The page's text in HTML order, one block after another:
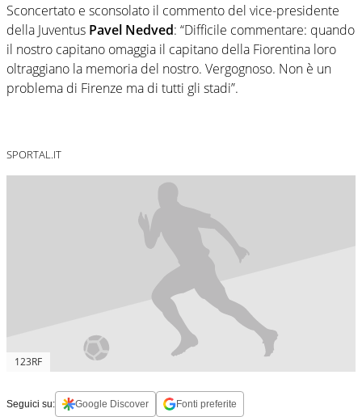
Sconcertato e sconsolato il commento del vice-presidente
della Juventus Pavel Nedved: “Difficile commentare: quando
il nostro capitano omaggia il capitano della Fiorentina loro
oltraggiano la memoria del nostro. Vergognoso. Non è un
problema di Firenze ma di tutti gli stadi”.
SPORTAL.IT
123RF
Seguici su: Google Discover Fonti preferite